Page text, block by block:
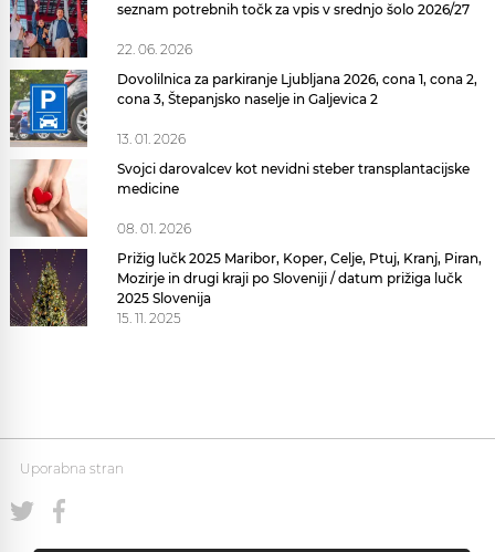
seznam potrebnih točk za vpis v srednjo šolo 2026/27
22. 06. 2026
Dovolilnica za parkiranje Ljubljana 2026, cona 1, cona 2,
cona 3, Štepanjsko naselje in Galjevica 2
13. 01. 2026
Svojci darovalcev kot nevidni steber transplantacijske
medicine
08. 01. 2026
Prižig lučk 2025 Maribor, Koper, Celje, Ptuj, Kranj, Piran,
Mozirje in drugi kraji po Sloveniji / datum prižiga lučk
2025 Slovenija
15. 11. 2025
Uporabna stran